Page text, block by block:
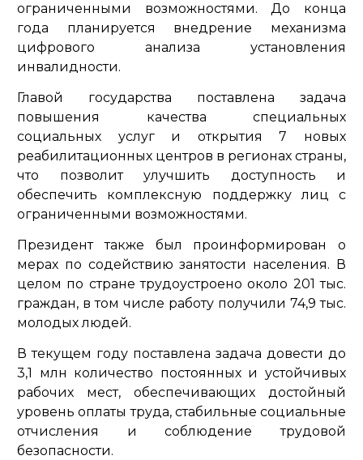
ограниченными возможностями. До конца
года планируется внедрение механизма
цифрового анализа установления
инвалидности.
Главой государства поставлена задача
повышения качества специальных
социальных услуг и открытия 7 новых
реабилитационных центров в регионах страны,
что позволит улучшить доступность и
обеспечить комплексную поддержку лиц с
ограниченными возможностями.
Президент также был проинформирован о
мерах по содействию занятости населения. В
целом по стране трудоустроено около 201 тыс.
граждан, в том числе работу получили 74,9 тыс.
молодых людей.
В текущем году поставлена задача довести до
3,1 млн количество постоянных и устойчивых
рабочих мест, обеспечивающих достойный
уровень оплаты труда, стабильные социальные
отчисления и соблюдение трудовой
безопасности.